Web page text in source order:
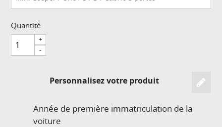
Quantité
+
-
Personnalisez votre produit
Année de première immatriculation de la
voiture